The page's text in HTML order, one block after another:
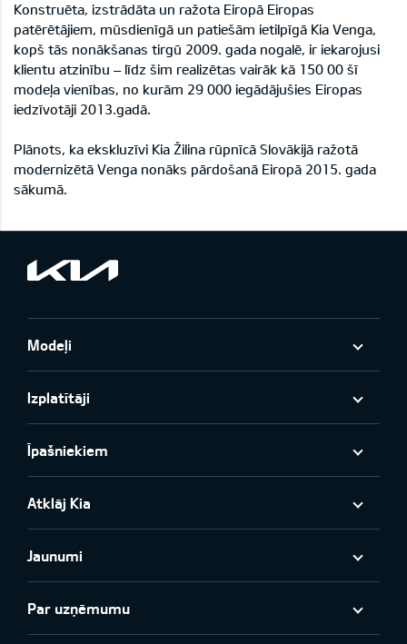
Konstruēta, izstrādāta un ražota Eiropā Eiropas
patērētājiem, mūsdienīgā un patiešām ietilpīgā Kia Venga,
kopš tās nonākšanas tirgū 2009. gada nogalē, ir iekarojusi
klientu atzinību – līdz šim realizētas vairāk kā 150 00 šī
modeļa vienības, no kurām 29 000 iegādājušies Eiropas
iedzīvotāji 2013.gadā.
Plānots, ka ekskluzīvi Kia Žilina rūpnīcā Slovākijā ražotā
modernizētā Venga nonāks pārdošanā Eiropā 2015. gada
sākumā.
Modeļi
Izplatītāji
Īpašniekiem
Atklāj Kia
Jaunumi
Par uzņēmumu